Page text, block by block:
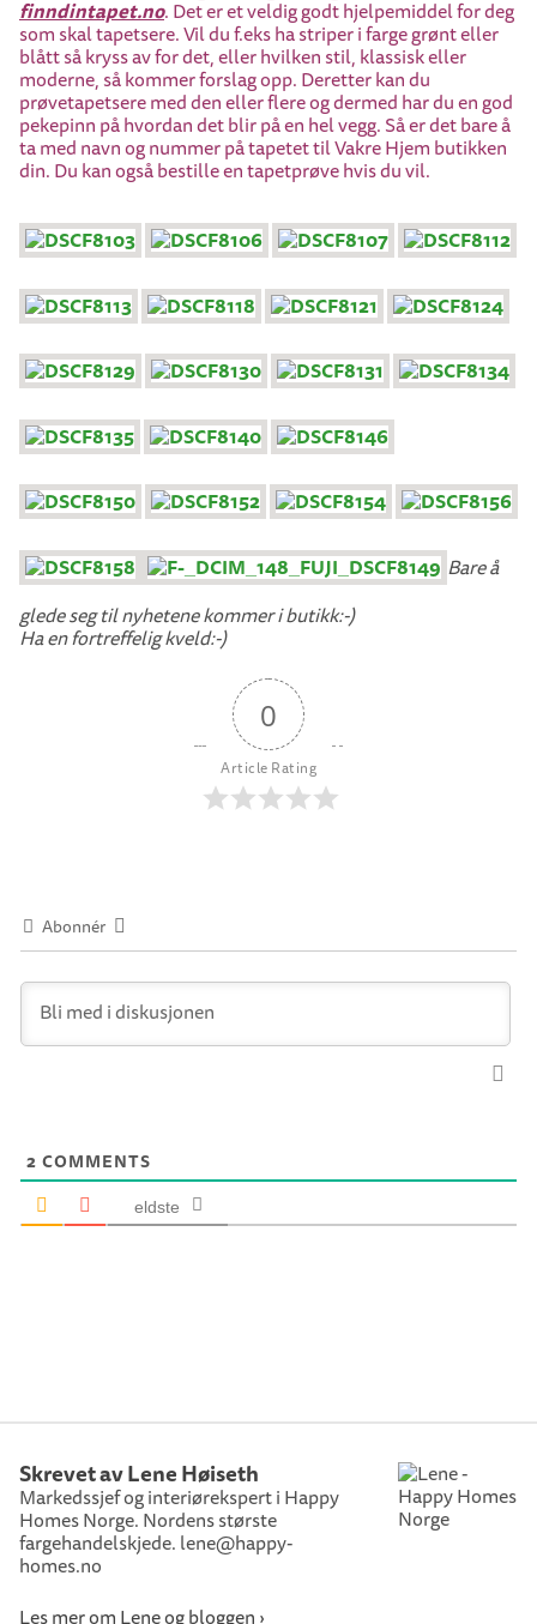
finndintapet.no. Det er et veldig godt hjelpemiddel for deg
som skal tapetsere. Vil du f.eks ha striper i farge grønt eller
blått så kryss av for det, eller hvilken stil, klassisk eller
moderne, så kommer forslag opp. Deretter kan du
prøvetapetsere med den eller flere og dermed har du en god
pekepinn på hvordan det blir på en hel vegg. Så er det bare å
ta med navn og nummer på tapetet til Vakre Hjem butikken
din. Du kan også bestille en tapetprøve hvis du vil.
Bare å
glede seg til nyhetene kommer i butikk:-)
Ha en fortreffelig kveld:-)
0
Article Rating
Abonnér
2 COMMENTS
eldste
Skrevet av Lene Høiseth
Markedssjef og interiørekspert i Happy
Homes Norge. Nordens største
fargehandelskjede. lene@happy-
homes.no
Les mer om Lene og bloggen ›